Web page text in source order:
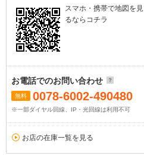
スマホ・携帯で地図を見
るならコチラ
お電話でのお問い合わせ
無料 0078-6002-490480
※一部ダイヤル回線、IP・光回線は利用不可
お店の在庫一覧を見る